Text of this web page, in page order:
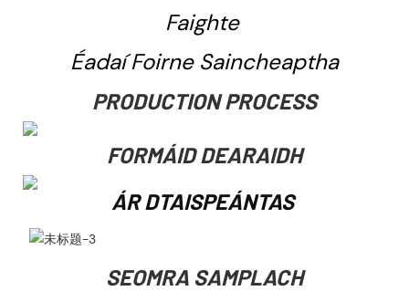
Faighte
Éadaí Foirne Saincheaptha
PRODUCTION PROCESS
FORMÁID DEARAIDH
ÁR DTAISPEÁNTAS
SEOMRA SAMPLACH